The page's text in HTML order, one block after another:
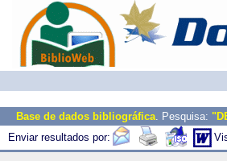
Base de dados bibliográfica. Pesquisa:
Enviar resultados por: